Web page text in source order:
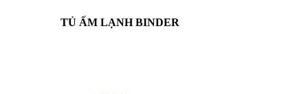
TỦ ẤM LẠNH BINDER